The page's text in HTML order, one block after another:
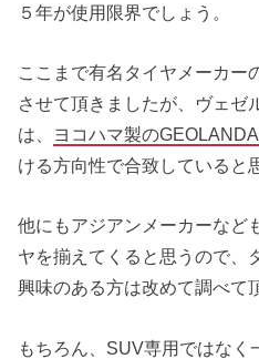
５年が使用限界でしょう。
ここまで有名タイヤメーカー
させて頂きましたが、ヴェゼ
は、 ヨコハマ製の
ける方向性で合致していると
他にもアジアンメーカーなど
ヤを揃えてくると思うので、
興味のある方は改めて調べて
もちろん、SUV専用ではなく